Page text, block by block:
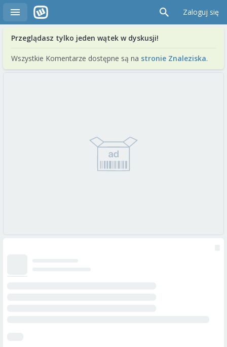
Zaloguj się
Przeglądasz tylko jeden wątek w dyskusji!
Wszystkie Komentarze dostępne są na stronie Znaleziska.